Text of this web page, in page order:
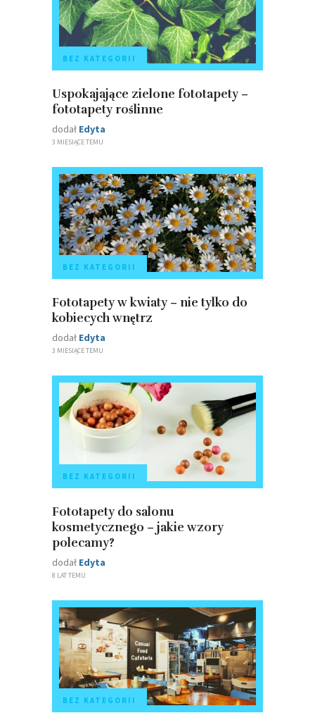
BEZ KATEGORII
Uspokajające zielone fototapety –
fototapety roślinne
dodał Edyta
3 MIESIĄCE TEMU
BEZ KATEGORII
Fototapety w kwiaty – nie tylko do
kobiecych wnętrz
dodał Edyta
3 MIESIĄCE TEMU
BEZ KATEGORII
Fototapety do salonu
kosmetycznego – jakie wzory
polecamy?
dodał Edyta
8 LAT TEMU
BEZ KATEGORII